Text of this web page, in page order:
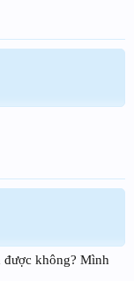
được không? Mình